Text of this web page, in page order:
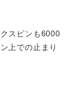
スピンも6000
上での止まり